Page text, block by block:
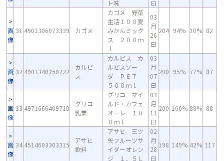
ト味
日
画
像
31 4901306073339 カゴメ
カゴメ 野菜
生活１００夏
みかんミック
ス ２００ｍ
ｌ
03
月
26
日
204 94% 10% 82
画
像
32 4901340250222
カルピ
ス
カルピス カ
ルピスソー
ダ ＰＥＴ
５００ｍｌ
03
月
07
日
200 95% 77% 87
画
像
33 4971666409710
グリコ
乳業
グリコ マイ
ルド・カフェ
オーレ １８
０ｍｌ
03
月
11
日
200 100% 88% 88
画
像
34 4514603303315
アサヒ
飲料
アサヒ 三ツ
矢フルーツサ
イダーオレン
ジ １．５Ｌ
02
月
28
日
198 149% 42% 117